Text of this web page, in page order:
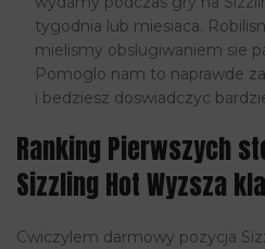
tygodnia lub miesiaca.
mielismy obslugiwaniem sie
Pomoglo nam to naprawde
i bedziesz doswiadczyc
Ranking Pierwszych
Sizzling Hot Wyzsza
Cwiczylem darmowy pozycja